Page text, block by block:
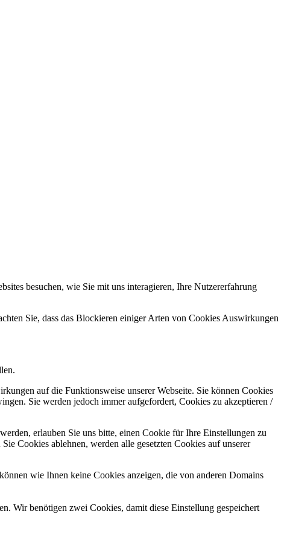
besuchen, wie Sie mit uns interagieren, Ihre Nutzererfahrung
Sie, dass das Blockieren einiger Arten von Cookies Auswirkungen
auf die Funktionsweise unserer Webseite. Sie können Cookies
Sie werden jedoch immer aufgefordert, Cookies zu akzeptieren /
erlauben Sie uns bitte, einen Cookie für Ihre Einstellungen zu
Cookies ablehnen, werden alle gesetzten Cookies auf unserer
wie Ihnen keine Cookies anzeigen, die von anderen Domains
Wir benötigen zwei Cookies, damit diese Einstellung gespeichert